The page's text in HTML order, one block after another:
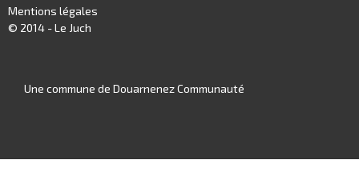
Mentions légales
© 2014 - Le Juch
Une commune de Douarnenez Communauté